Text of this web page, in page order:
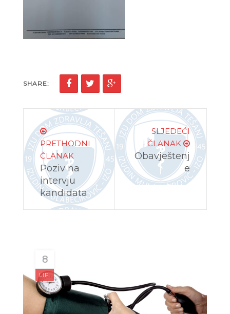
SHARE:
PRETHODNI
ČLANAK
Poziv na
intervju
kandidata
SLJEDEĆI
ČLANAK
Obavještenj
e
8
LIP.